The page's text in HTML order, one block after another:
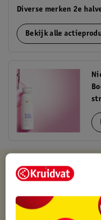
Diverse merken 2e
Bekijk alle
Kruidvat is altijd
Op werkdagen voor
Gratis thuisbezorgd